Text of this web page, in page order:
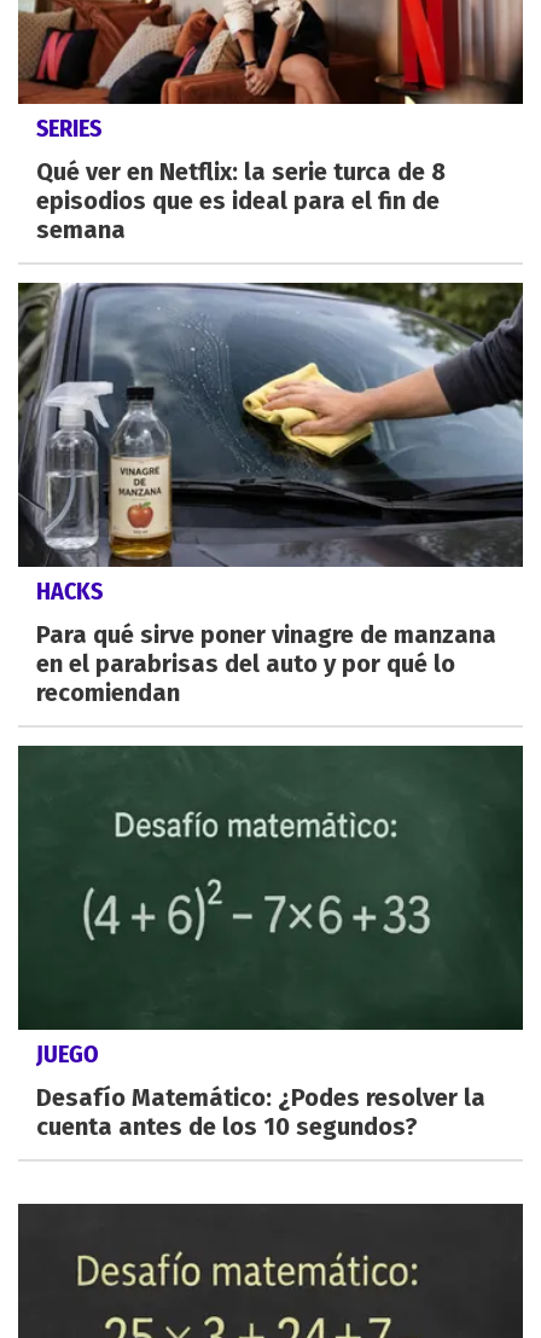
SERIES
Qué ver en Netflix: la serie turca de 8
episodios que es ideal para el fin de
semana
HACKS
Para qué sirve poner vinagre de manzana
en el parabrisas del auto y por qué lo
recomiendan
JUEGO
Desafío Matemático: ¿Podes resolver la
cuenta antes de los 10 segundos?